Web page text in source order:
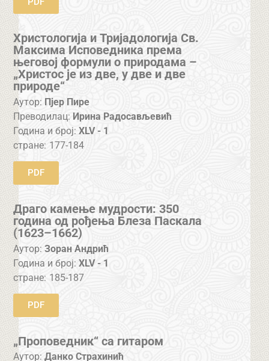
Христологија и Тријадологија Св.
Максима Исповедника према
његовој формули о природама –
„Христос је из две, у две и две
природе“
Аутор: Пјер Пире
Преводилац: Ирина Радосављевић
Година и број:XLV - 1
стране: 177-184
PDF
Драго камење мудрости: 350
година од рођења Блеза Паскала
(1623–1662)
Аутор: Зоран Андрић
Година и број:XLV - 1
стране: 185-187
PDF
„Проповедник“ са гитаром
Аутор: Данко Страхинић